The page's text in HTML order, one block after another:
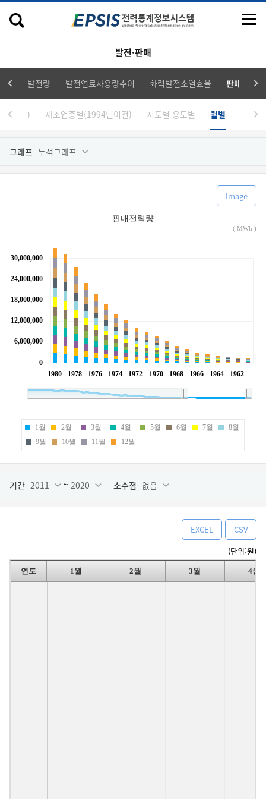
발전·판매
발전량 발전연료사용량추이 화력발전소열효율 판매전력량
년이전) 제조업종별(1994년이전) 시도별 용도별 월별
그래프 누적그래프
Image
판매전력량
( MWh )
1월 2월 3월 4월 5월 6월 7월
8월
9월
10월 11월 12월
기간 2011 ~ 2020 소수점 없음
EXCEL
CSV
(단위:원)
1월 2월 3월 4월
연도